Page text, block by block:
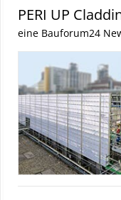
PERI UP
eine Bauforum24